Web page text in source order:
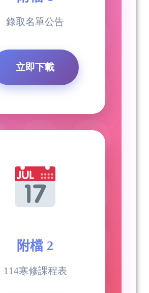
錄取名單公告
立即下載
附檔 2
114寒修課程表